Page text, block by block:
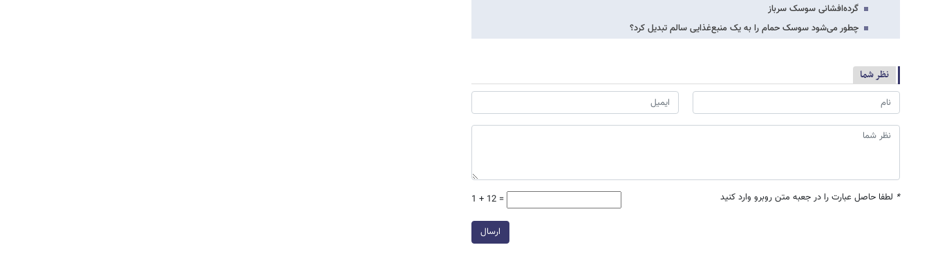
گرده‌افشانی سوسک سرباز
چطور می‌شود سوسک حمام را به یک منبع‌غذایی سالم تبدیل کرد؟
نظر شما
* لطفا حاصل عبارت را در جعبه متن روبرو وارد کنید 1 + 12 =
ارسال